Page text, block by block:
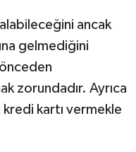
ancak
gelmediğini
zorundadır. Ayrıca
kartı vermekle